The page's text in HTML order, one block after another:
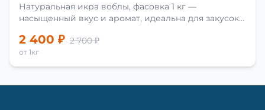
Натуральная икра воблы, фасовка 1 кг —
насыщенный вкус и аромат, идеальна для закусок
2 400 ₽ 2 700 ₽
от 1кг